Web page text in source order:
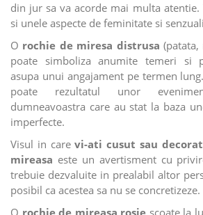
din jur sa va acorde mai multa atentie.
si unele aspecte de feminitate si
O rochie de miresa distrusa
poate simboliza anumite temeri si
asupa unui angajament pe termen
poate rezultatul unor
dumneavoastra care au stat la baza
imperfecte.
Visul in carevi-ati cusut sau
mireasa este un avertisment cu
trebuie dezvaluite in prealabil altor
posibil ca acestea sa nu se concretizeze.
O rochie de mireasa rosie scoate la